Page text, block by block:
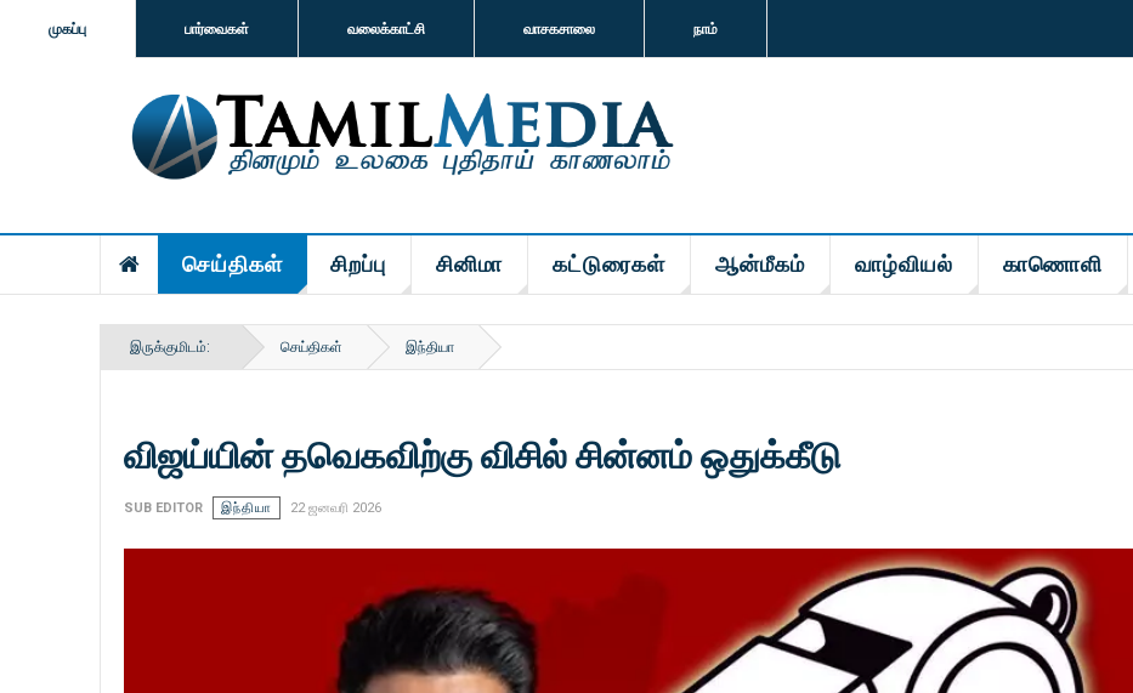
முகப்பு பார்வைகள் வலைக்காட்சி வாசகசாலை நாம்
செய்திகள் சிறப்பு சினிமா கட்டுரைகள் ஆன்மீகம் வாழ்வியல் காணொளி
இருக்குமிடம்: செய்திகள் இந்தியா
விஜய்யின் தவெகவிற்கு விசில் சின்னம் ஒதுக்கீடு
SUB EDITOR இந்தியா 22 ஜனவரி 2026